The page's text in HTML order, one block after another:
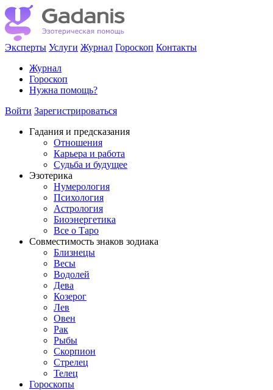
Эксперты Услуги Журнал Гороскоп Контакты
Журнал
Гороскоп
Нужна помощь?
Войти Зарегистрироваться
Гадания и предсказания
Отношения
Карьера и работа
Cудьба и будущее
Эзотерика
Нумерология
Психология
Астрология
Биоэнергетика
Все о Таро
Совместимость знаков зодиака
Близнецы
Весы
Водолей
Дева
Козерог
Лев
Овен
Рак
Рыбы
Скорпион
Стрелец
Телец
Гороскопы